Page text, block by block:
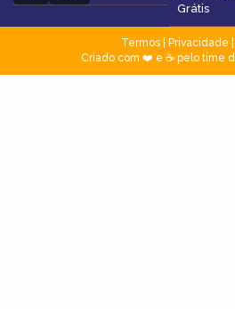
Grátis
Termos| Privacidade
Criado com ❤️ e ☕ pelo time